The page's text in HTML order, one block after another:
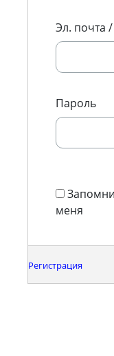
Эл. почта /
Пароль
меня
Регистрация